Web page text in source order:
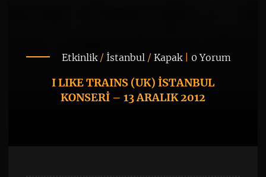
Etkinlik/ İstanbul/ Kapak| 0 Yorum
I LIKE TRAINS (UK) İSTANBUL
KONSERİ – 13 ARALIK 2012